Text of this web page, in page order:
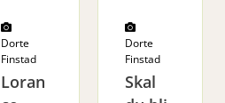
Dorte
Finstad
Loran
Dorte
Finstad
Skal